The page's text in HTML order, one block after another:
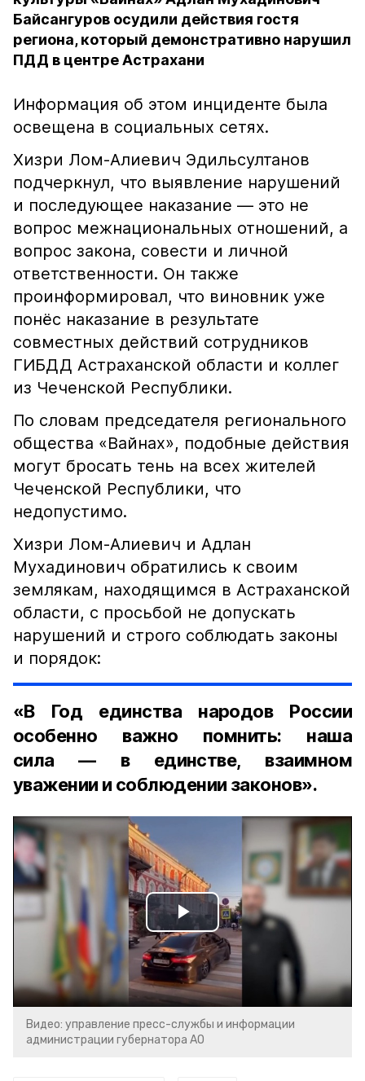
Байсангуров осудили действия гостя
региона, который демонстративно нарушил
ПДД в центре Астрахани
Информация об этом инциденте была
освещена в социальных сетях.
Хизри Лом-Алиевич Эдильсултанов
подчеркнул, что выявление нарушений
и последующее наказание — это не
вопрос межнациональных отношений, а
вопрос закона, совести и личной
ответственности. Он также
проинформировал, что виновник уже
понёс наказание в результате
совместных действий сотрудников
ГИБДД Астраханской области и коллег
из Чеченской Республики.
По словам председателя регионального
общества «Вайнах», подобные действия
могут бросать тень на всех жителей
Чеченской Республики, что
недопустимо.
Хизри Лом-Алиевич и Адлан
Мухадинович обратились к своим
землякам, находящимся в Астраханской
области, с просьбой не допускать
нарушений и строго соблюдать законы
и порядок:
«В Год единства народов России
особенно важно помнить: наша
сила — в единстве, взаимном
уважении и соблюдении законов».
Play
Video
Видео: управление пресс-службы и информации
администрации губернатора АО